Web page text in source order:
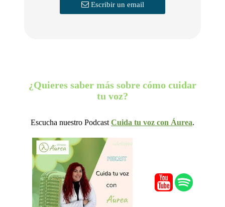
Escribir un email
¿Quieres saber más sobre cómo cuidar
tu voz?
Escucha nuestro PodcastCuida tu voz con Áurea.